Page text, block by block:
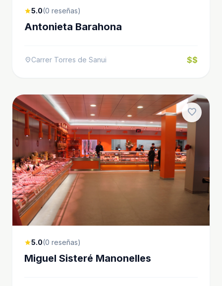
star5.0(0 reseñas)
Antonieta Barahona
location_onCarrer Torres de Sanui $$
favorite
star5.0(0 reseñas)
Miguel Sisteré Manonelles